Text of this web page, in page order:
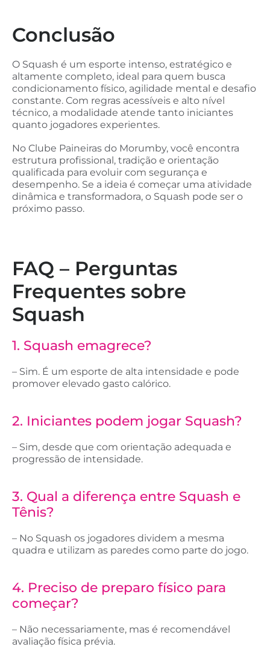
Conclusão
O Squash é um esporte intenso, estratégico e
altamente completo, ideal para quem busca
condicionamento físico, agilidade mental e desafio
constante. Com regras acessíveis e alto nível
técnico, a modalidade atende tanto iniciantes
quanto jogadores experientes.
No Clube Paineiras do Morumby, você encontra
estrutura profissional, tradição e orientação
qualificada para evoluir com segurança e
desempenho. Se a ideia é começar uma atividade
dinâmica e transformadora, o Squash pode ser o
próximo passo.
FAQ – Perguntas
Frequentes sobre
Squash
1. Squash emagrece?
– Sim. É um esporte de alta intensidade e pode
promover elevado gasto calórico.
2. Iniciantes podem jogar Squash?
– Sim, desde que com orientação adequada e
progressão de intensidade.
3. Qual a diferença entre Squash e
Tênis?
– No Squash os jogadores dividem a mesma
quadra e utilizam as paredes como parte do jogo.
4. Preciso de preparo físico para
começar?
– Não necessariamente, mas é recomendável
avaliação física prévia.